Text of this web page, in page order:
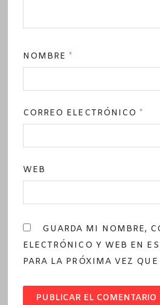
NOMBRE*
CORREO ELECTRÓNICO*
WEB
GUARDA MI NOMBRE,
ELECTRÓNICO Y WEB EN
PARA LA PRÓXIMA VEZ